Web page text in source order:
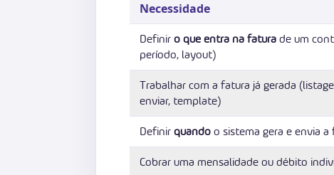
Necessidade
Definiro que entra na faturade um
período, layout)
Trabalhar com a fatura já gerada
enviar, template)
Definirquandoo sistema gera e envia
Cobrar uma mensalidade ou débito